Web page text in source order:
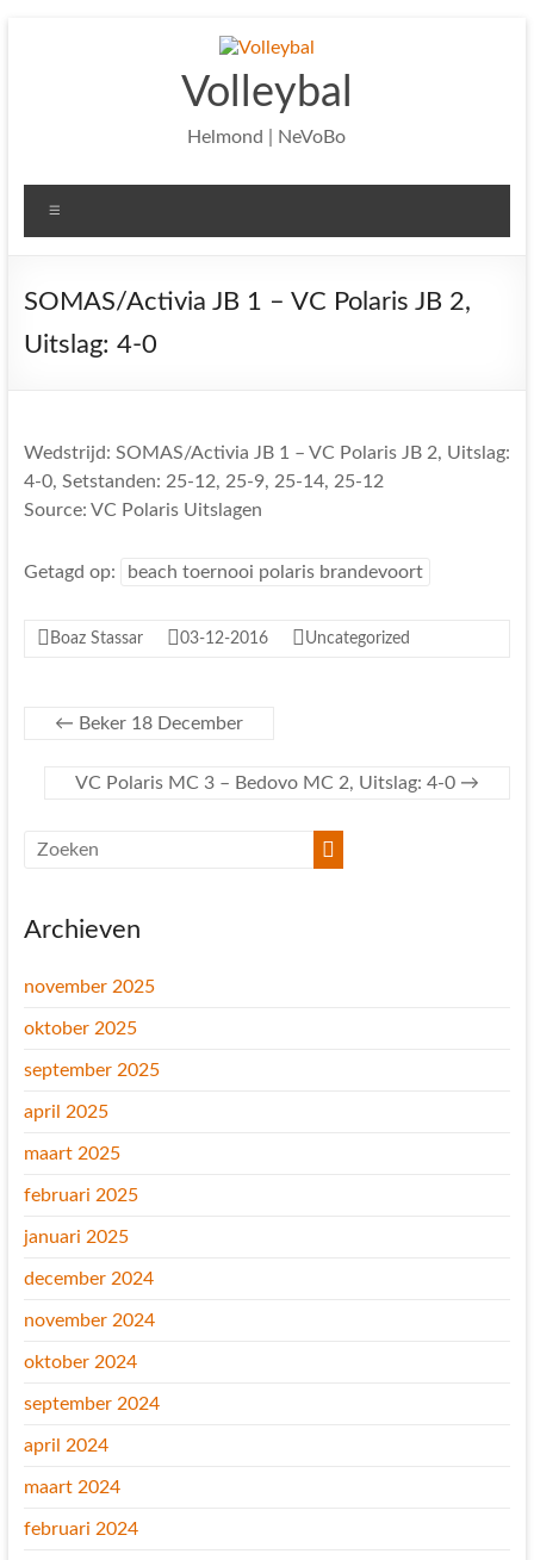
Volleybal
Helmond | NeVoBo
SOMAS/Activia JB 1 – VC Polaris JB 2,
Uitslag: 4-0
Wedstrijd: SOMAS/Activia JB 1 – VC Polaris JB 2, Uitslag:
4-0, Setstanden: 25-12, 25-9, 25-14, 25-12
Source: VC Polaris Uitslagen
Getagd op: beach toernooi polaris brandevoort
Boaz Stassar 03-12-2016 Uncategorized
← Beker 18 December
VC Polaris MC 3 – Bedovo MC 2, Uitslag: 4-0 →
Archieven
november 2025
oktober 2025
september 2025
april 2025
maart 2025
februari 2025
januari 2025
december 2024
november 2024
oktober 2024
september 2024
april 2024
maart 2024
februari 2024